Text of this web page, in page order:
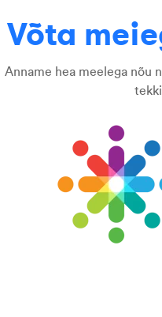
Võta
Anname hea meelega nõu